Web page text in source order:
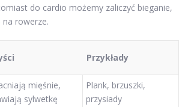
do cardio możemy zaliczyć bieganie,
na rowerze.
Przykłady
mięśnie,
sylwetkę
Plank, brzuszki,
przysiady